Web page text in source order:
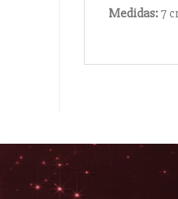
Medidas:7